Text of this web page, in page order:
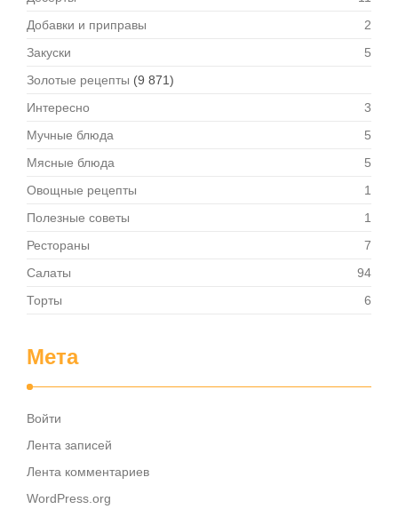
Добавки и приправы
2
Закуски
5
Золотые рецепты (9 871)
Интересно
3
Мучные блюда
5
Мясные блюда
5
Овощные рецепты
1
Полезные советы
1
Рестораны
7
Салаты
94
Торты
6
Мета
Войти
Лента записей
Лента комментариев
WordPress.org